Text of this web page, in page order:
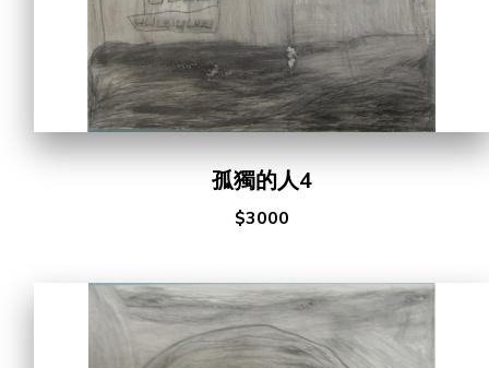
孤獨的人4
$3000